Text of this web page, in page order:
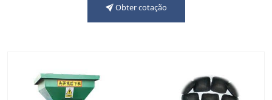
Obter cotação